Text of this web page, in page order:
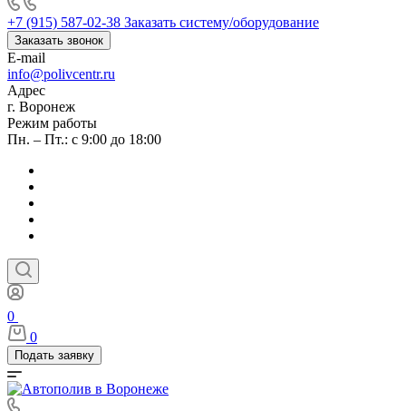
+7 (915) 587-02-38 Заказать систему/оборудование
Заказать звонок
E-mail
info@polivcentr.ru
Адрес
г. Воронеж
Режим работы
Пн. – Пт.: с 9:00 до 18:00
0
0
Подать заявку